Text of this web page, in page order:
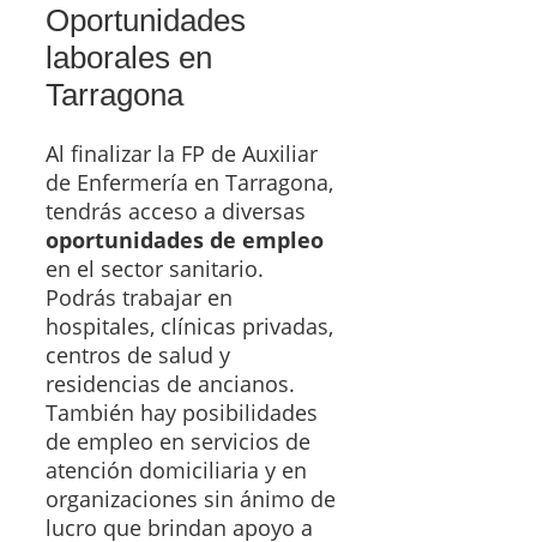
Oportunidades
laborales en
Tarragona
Al finalizar la FP de Auxiliar
de Enfermería en Tarragona,
tendrás acceso a diversas
oportunidades de empleo
en el sector sanitario.
Podrás trabajar en
hospitales, clínicas privadas,
centros de salud y
residencias de ancianos.
También hay posibilidades
de empleo en servicios de
atención domiciliaria y en
organizaciones sin ánimo de
lucro que brindan apoyo a